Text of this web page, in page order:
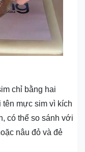
chỉ bằng hai
tên mực sim vì kích
có thể so sánh với
nâu đỏ và đẻ